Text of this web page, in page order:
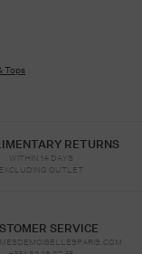
Tops
RETURNS
WITHIN 14 DAYS
EXCLUDING OUTLET
SERVICE